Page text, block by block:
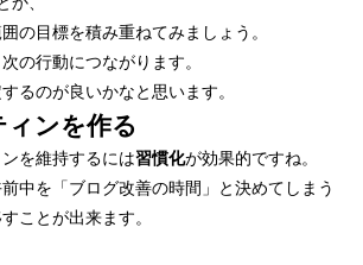
の目標を積み重ねてみましょう。
の行動につながります。
るのが良いかなと思います。
ィンを作る
を維持するには習慣化が効果的ですね。
中を「ブログ改善の時間」と決めてしまう
ことが出来ます。